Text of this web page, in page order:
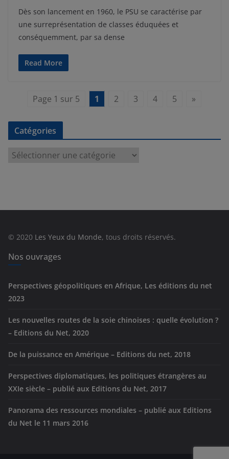
Dès son lancement en 1960, le PSU se caractérise par
une surreprésentation de classes éduquées et
conséquemment, par sa dense
Read More
Page 1 sur 5 1 2 3 4 5 »
Catégories
e
s
© 2020 Les Yeux du Monde, tous droits réservés.
Nos ouvrages
Perspectives géopolitiques en Afrique, Les éditions du net
2023
Les nouvelles routes de la soie chinoises : quelle évolution ?
– Editions du Net, 2020
De la puissance en Amérique – Editions du net, 2018
Perspectives diplomatiques, les politiques étrangères au
XXIe siècle – publié aux Editions du Net, 2017
Panorama des ressources mondiales – publié aux Editions
du Net le 11 mars 2016